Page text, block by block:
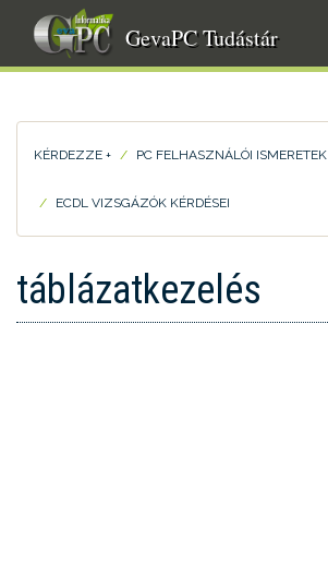
tartalomra
GevaPC Tudástár
KÉRDEZZE + PC FELHASZNÁLÓI ISMERETEK
ECDL VIZSGÁZÓK KÉRDÉSEI
táblázatkezelés